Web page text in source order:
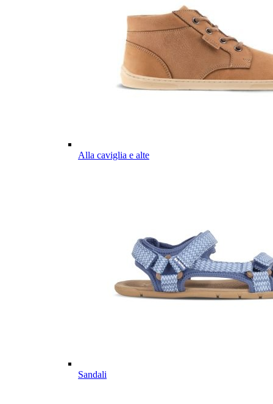
Alla caviglia e alte
Sandali